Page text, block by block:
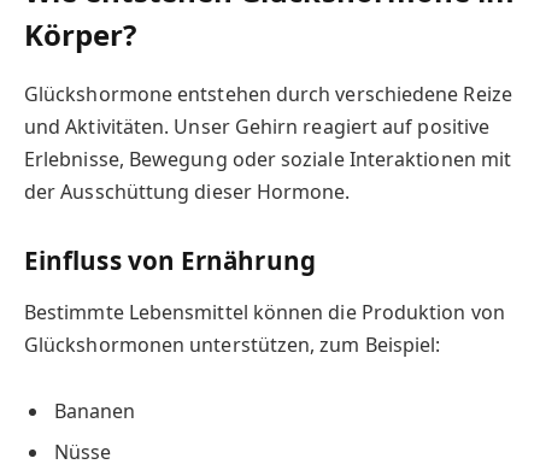
Körper?
Glückshormone entstehen durch verschiedene Reize
und Aktivitäten. Unser Gehirn reagiert auf positive
Erlebnisse, Bewegung oder soziale Interaktionen mit
der Ausschüttung dieser Hormone.
Einfluss von Ernährung
Bestimmte Lebensmittel können die Produktion von
Glückshormonen unterstützen, zum Beispiel:
Bananen
Nüsse